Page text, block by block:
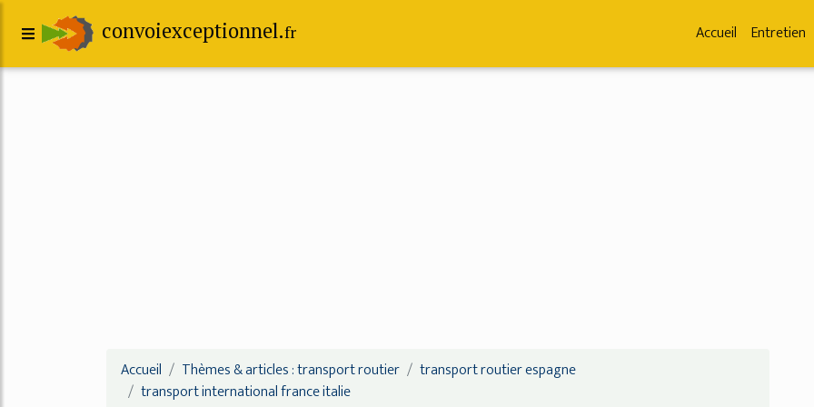
convoiexceptionnel.fr Accueil Entretien
Accueil Thèmes & articles : transport routier
transport routier espagne
transport international france italie